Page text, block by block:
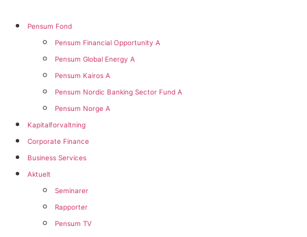
Pensum Fond
Pensum Financial Opportunity A
Pensum Global Energy A
Pensum Kairos A
Pensum Nordic Banking Sector Fund A​
Pensum Norge A​
Kapitalforvaltning
Corporate Finance
Business Services
Aktuelt
Seminarer
Rapporter
Pensum TV